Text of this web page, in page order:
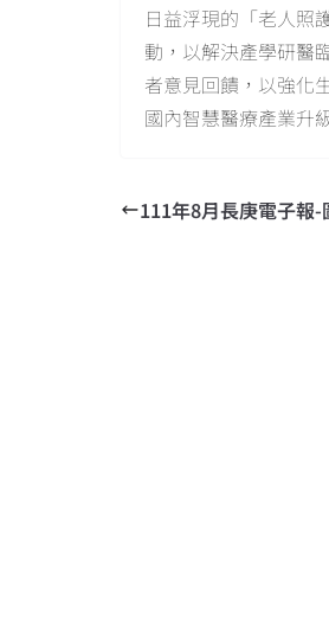
日益浮現的「老人照
動，以解決產學研醫
者意見回饋，以強化
國內智慧醫療產業升
111年8月長庚電子報-